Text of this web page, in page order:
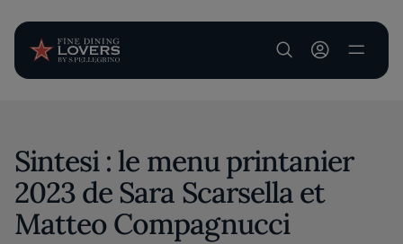
User account
Sintesi : le menu printanier
2023 de Sara Scarsella et
Matteo Compagnucci